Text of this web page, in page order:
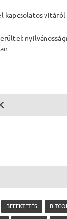
kapcsolatos vitáról
BEFEKTETÉS